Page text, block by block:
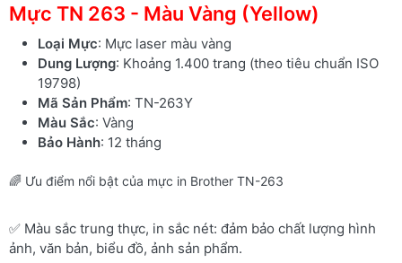
Mực TN 263 - Màu Vàng (Yellow)
Loại Mực: Mực laser màu vàng
Dung Lượng: Khoảng 1.400 trang (theo tiêu chuẩn ISO
19798)
Mã Sản Phẩm: TN-263Y
Màu Sắc: Vàng
Bảo Hành: 12 tháng
🌈 Ưu điểm nổi bật của mực in Brother TN-263
✅ Màu sắc trung thực, in sắc nét: đảm bảo chất lượng hình
ảnh, văn bản, biểu đồ, ảnh sản phẩm.